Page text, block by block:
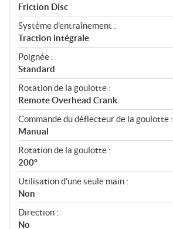
Friction Disc
Système d’entraînement :
Traction intégrale
Poignée :
Standard
Rotation de la goulotte :
Remote Overhead Crank
Commande du déflecteur de la goulotte :
Manual
Rotation de la goulotte :
200°
Utilisation d'une seule main :
Non
Direction :
No